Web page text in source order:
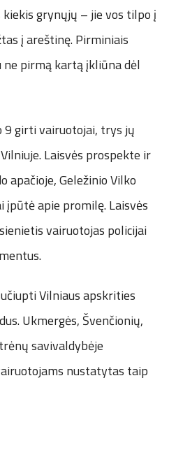
grynųjų – jie vos tilpo į
į areštinę. Pirminiais
ne pirmą kartą įkliūna dėl
9 girti vairuotojai, trys jų
Laisvės prospekte ir
apačioje, Geležinio Vilko
apie promilę. Laisvės
vairuotojas policijai
Vilniaus apskrities
Ukmergės, Švenčionių,
savivaldybėje
nustatytas taip